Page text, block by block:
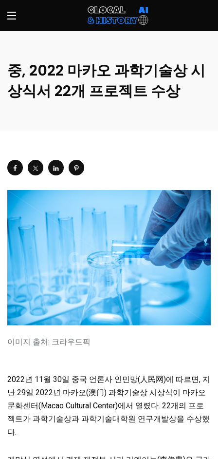
중, 2022 마카오 과학기술상 시
상식서 22개 프로젝트 수상
이미지 출처: 크라우드픽
2022년 11월 30일 중국 언론사 인민망(人民网)에 따르면, 지
난 29일 2022년 마카오(澳门) 과학기술상 시상식이 마카오
문화센터(Macao Cultural Center)에서 열렸다. 22개의 프로
젝트가 과학기술상과 과학기술대학원 연구개발상을 수상했
다.